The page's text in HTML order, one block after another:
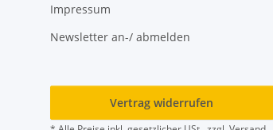
Impressum
Newsletter an-/ abmelden
Vertrag widerrufen